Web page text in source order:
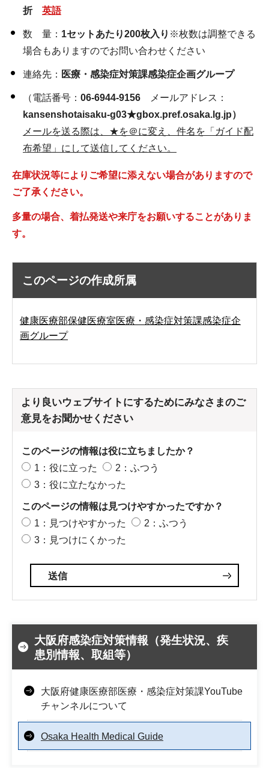
折 英語
数 量： 1セットあたり200枚入り ※枚数は調整できる
場合もありますのでお問い合わせください
連絡先： 医療・感染症対策課感染症企画グループ
（電話番号： 06-6944-9156
メールアドレス：
kansenshotaisaku-g03★gbox.pref.osaka.lg.jp）
メールを送る際は、★を＠に変え、件名を「ガイド配
布希望」にして送信してください。
在庫状況等によりご希望に添えない場合がありますので
ご了承ください。
多量の場合、着払発送や来庁をお願いすることがありま
す。
このページの作成所属
健康医療部保健医療室医療・感染症対策課感染症企
画グループ
より良いウェブサイトにするためにみなさまのご
意見をお聞かせください
このページの情報は役に立ちましたか？
1：役に立った
2：ふつう
3：役に立たなかった
このページの情報は見つけやすかったですか？
1：見つけやすかった
2：ふつう
3：見つけにくかった
大阪府感染症対策情報（発生状況、疾
患別情報、取組等）
大阪府健康医療部医療・感染症対策課YouTube
チャンネルについて
Osaka Health Medical Guide